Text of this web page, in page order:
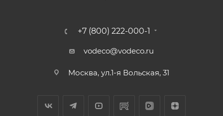
+7 (800) 222-000-1
vodeco@vodeco.ru
Москва, ул.1-я Вольская, 31